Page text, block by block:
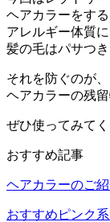
ヘアカラーをす
アレルギー体質
髪の毛はパサつ
それを防ぐのが
ヘアカラーの残
ぜひ使ってみてく
おすすめ記事
ヘアカラーのご
おすすめピンク系